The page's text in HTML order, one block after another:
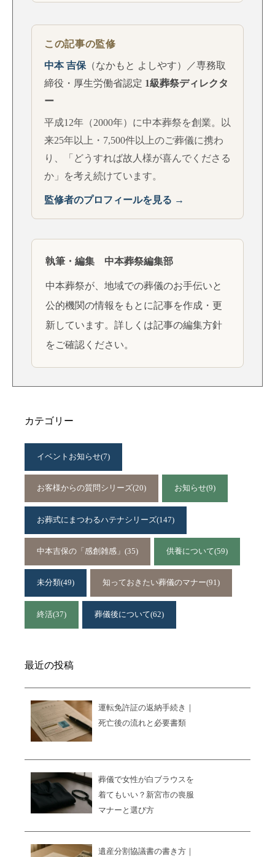
この記事の監修
中本 吉保 （なかもと よしやす）／専務取
締役・厚生労働省認定 1級葬祭ディレクタ
ー
平成12年（2000年）に中本葬祭を創業。以
来25年以上・7,500件以上のご葬儀に携わ
り、「どうすれば故人様が喜んでくださる
か」を考え続けています。
監修者のプロフィールを見る →
執筆・編集 中本葬祭編集部
中本葬祭が、地域での葬儀のお手伝いと
公的機関の情報をもとに記事を作成・更
新しています。詳しくは記事の編集方針
をご確認ください。
カテゴリー
イベントお知らせ(7)
お客様からの質問シリーズ(20) お知らせ(9)
お葬式にまつわるハテナシリーズ(147)
中本吉保の「感創雑感」 (35) 供養について(59)
未分類(49) 知っておきたい葬儀のマナー(91)
終活(37) 葬儀後について(62)
最近の投稿
運転免許証の返納手続き｜
死亡後の流れと必要書類
葬儀で女性が白ブラウスを
着てもいい？新宮市の喪服
マナーと選び方
遺産分割協議書の書き方｜